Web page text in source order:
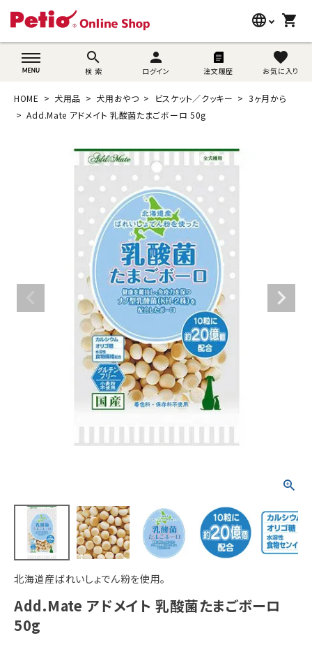
language
wovn-lang-name
shopping_cart
search
検 索
person
ログイン 注文履歴
favorite
お気に入り
search
猫用品
うさぎ用品
ブランド別に探す
目的別に探す
ご利用案内
ACCOUNT MENU
ようこそ ゲスト 様
person 新規会員登録
HOME 犬用品 犬用おやつ ビスケット／クッキー
3ヶ月から
Add.Mate アドメイト 乳酸菌たまごボーロ 50g
北海道産ばれいしょでん粉を使用。
Add.Mate アドメイト 乳酸菌たまごボーロ
50g